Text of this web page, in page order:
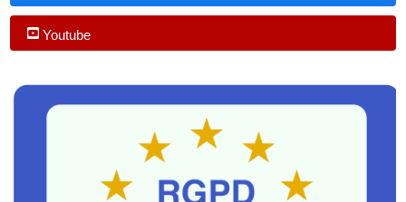
Youtube